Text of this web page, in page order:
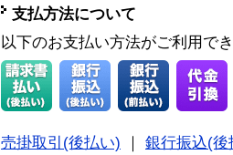
支払方法について
以下のお支払い方法がご利用で
売掛取引(後払い) ｜ 銀行振込(後